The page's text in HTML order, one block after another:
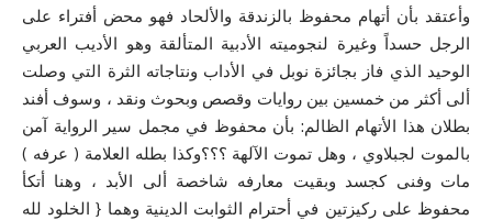
وأعتقد بأن أتهام محفوظ بالزندقة والألحاد فهو محض أفتراء على
الرجل حسداً وغيرة لنجوميته الأدبية المتألقة وهو الأديب العربي
الوحيد الذي فاز بجائزة نوبل في الأداب ونتاجاته الثرة التي وصلت
ألى أكثر من خمسين بين روايات وقصص وبحوث ونقد ، وسوف أفند
بطلان هذا الأتهام الظالم: بأن محفوظ في مجمل سير الرواية آمن
بالموت لجبلاوي ، وهل تموت الآلهة ؟؟؟وكذا بطله العلامة ( عرفه )
مات وفنى كجسد وبقيت معارفه شاخصة ألى الأبد ، وهنا أتكأ
محفوظ على ركيزتين في أحترام الثوابت الدينية وهما { الخلود لله